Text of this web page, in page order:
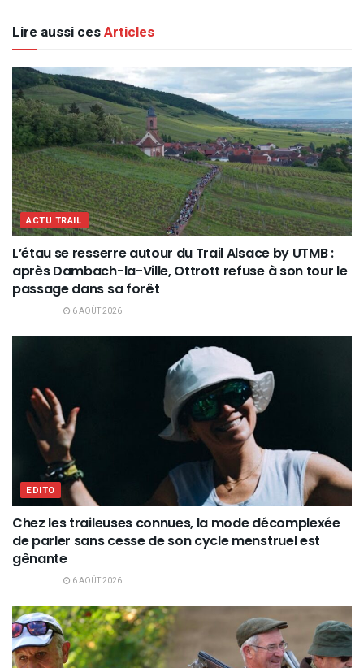
Lire aussi cesArticles
ACTU TRAIL
L’étau se resserre autour du Trail Alsace by UTMB :
après Dambach-la-Ville, Ottrott refuse à son tour le
passage dans sa forêt
6 AOÛT 2026
EDITO
Chez les traileuses connues, la mode décomplexée
de parler sans cesse de son cycle menstruel est
gênante
6 AOÛT 2026